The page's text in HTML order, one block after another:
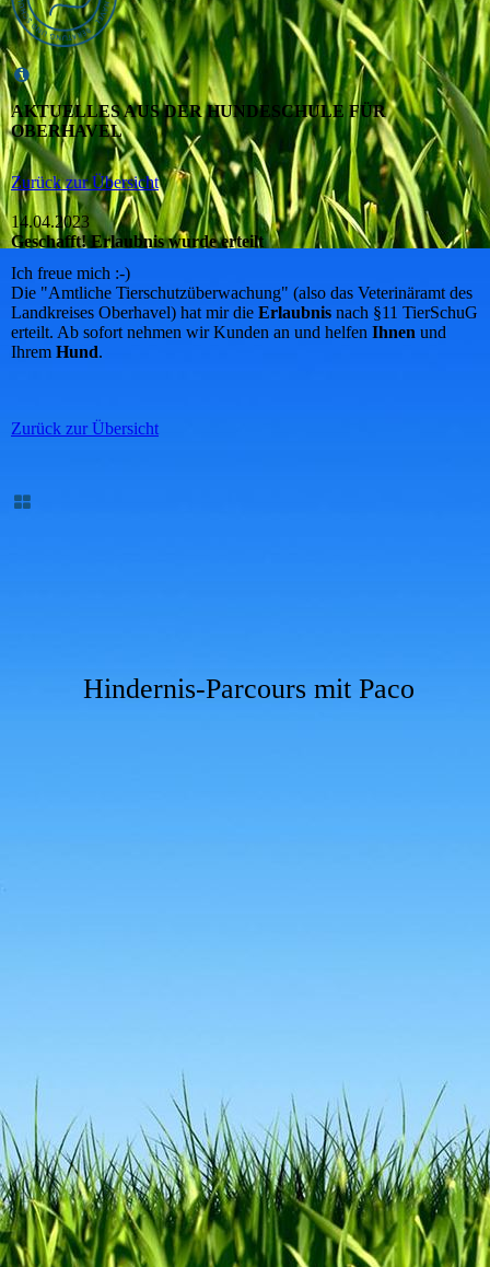
AKTUELLES AUS DER HUNDESCHULE FÜR
OBERHAVEL
Zurück zur Übersicht
14.04.2023
Geschafft! Erlaubnis wurde erteilt
Ich freue mich :-)
Die "Amtliche Tierschutzüberwachung" (also das Veterinäramt des
Landkreises Oberhavel) hat mir die Erlaubnis nach §11 TierSchuG
erteilt. Ab sofort nehmen wir Kunden an und helfen Ihnen und
Ihrem Hund.
Zurück zur Übersicht
Hindernis-Parcours mit Paco